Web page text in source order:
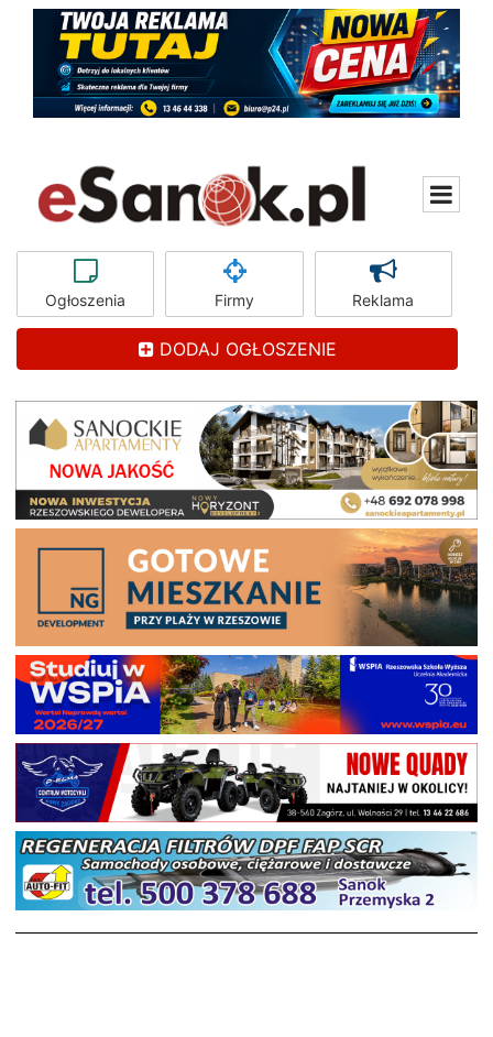
Ogłoszenia Firmy Reklama
DODAJ OGŁOSZENIE